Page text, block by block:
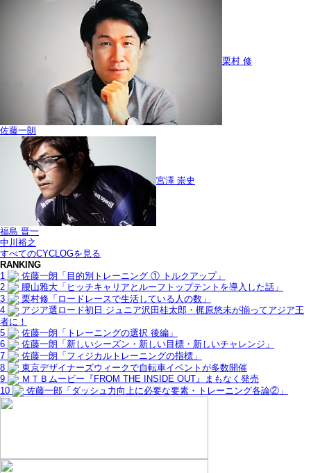
栗村 修
佐藤一朗
宮澤 崇史
福島 晋一
中川裕之
すべてのCYCLOGを見る
RANKING
1
佐藤一朗「目的別トレーニング ① トルクアップ」
2
腰山雅大「ヒッチキャリアとルーフトップテントを導入した話」
3
栗村修「ロードレースで生活している人の数」
4
アジア選ロード初日 ジュニア沢田桂太郎・梶原悠未が揃ってアジア王
者に！
5
佐藤一朗「トレーニングの選択 後編」
6
佐藤一朗「新しいシーズン・新しい目標・新しいチャレンジ」
7
佐藤一朗「フィジカルトレーニングの指標」
8
東京デザイナーズウィークで自転車イベントが多数開催
9
ＭＴＢムービー『FROM THE INSIDE OUT』まもなく発売
10
佐藤一郎「ダッシュ力向上に必要な要素・トレーニング各論②」